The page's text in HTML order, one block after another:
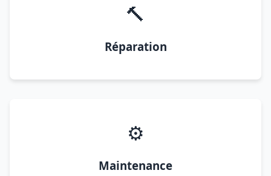
🔨
Réparation
⚙️
Maintenance